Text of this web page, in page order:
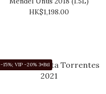
HK$1,198.00
-15%; VIP -20% 3+Btl